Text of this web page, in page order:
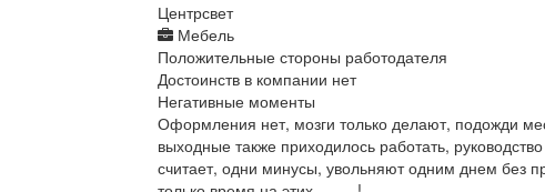
Центрсвет
Мебель
Положительные стороны работодателя
Достоинств в компании нет
Негативные моменты
Оформления нет, мозги только делают, подожди
выходные также приходилось работать,
считает, одни минусы, увольняют одним днем без